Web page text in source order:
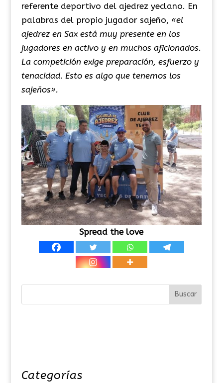
referente deportivo del ajedrez yeclano. En
palabras del propio jugador sajeño, «el
ajedrez en Sax está muy presente en los
jugadores en activo y en muchos aficionados.
La competición exige preparación, esfuerzo y
tenacidad. Esto es algo que tenemos los
sajeños».
Spread the love
Categorías